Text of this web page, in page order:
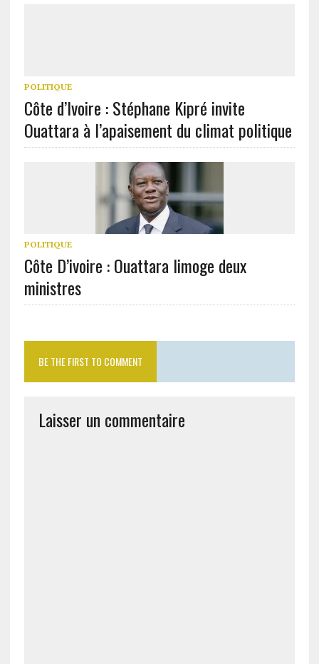
Côte D’ivoire : Ouattara limoge deux
BE THE FIRST TO COMMENT
Laisser un commentaire